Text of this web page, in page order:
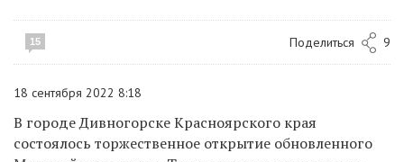
15 Поделиться 9
18 сентября 2022 8:18
В городе Дивногорске Красноярского края
состоялось торжественное открытие обновленного